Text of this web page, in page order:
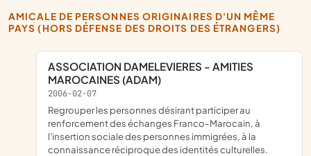
AMICALE DE PERSONNES ORIGINAIRES D'UN MÊME
PAYS (HORS DÉFENSE DES DROITS DES ÉTRANGERS)
ASSOCIATION DAMELEVIERES - AMITIES
MAROCAINES (ADAM)
2006-02-07
Regrouper les personnes désirant participer au
renforcement des échanges Franco-Marocain, à
l'insertion sociale des personnes immigrées, à la
connaissance réciproque des identités culturelles.